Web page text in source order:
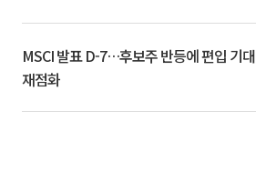
MSCI 발표 D-7…후보주 반등에 편입 기대
재점화